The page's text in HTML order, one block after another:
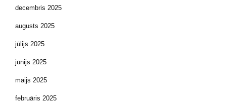
decembris 2025
augusts 2025
jūlijs 2025
jūnijs 2025
maijs 2025
februāris 2025